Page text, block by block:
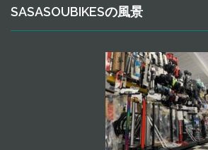
SASASOUBIKESの風景